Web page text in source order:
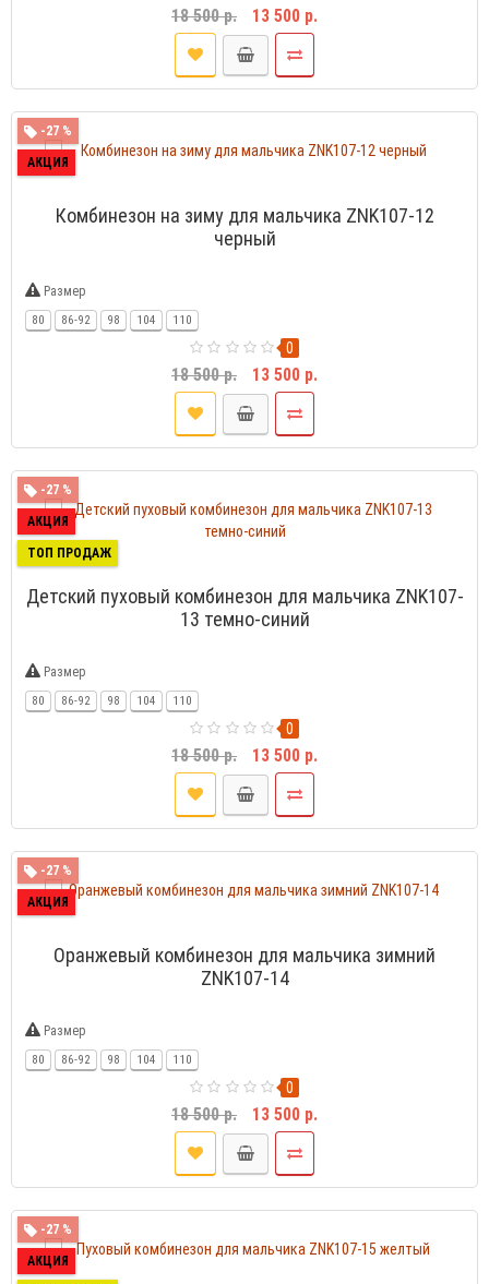
18 500 р. 13 500 р.
-27 %
АКЦИЯ
Комбинезон на зиму для мальчика ZNK107-12
черный
Размер
80 86-92 98 104 110
0
18 500 р. 13 500 р.
-27 %
АКЦИЯ
ТОП ПРОДАЖ
Детский пуховый комбинезон для мальчика ZNK107-
13 темно-синий
Размер
80 86-92 98 104 110
0
18 500 р. 13 500 р.
-27 %
АКЦИЯ
Оранжевый комбинезон для мальчика зимний
ZNK107-14
Размер
80 86-92 98 104 110
0
18 500 р. 13 500 р.
-27 %
АКЦИЯ